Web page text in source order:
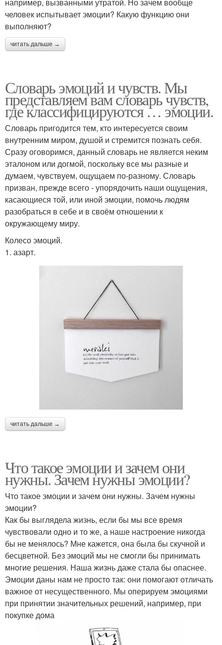
человек испытывает эмоции? Какую функцию они
выполняют?
читать дальше →
Словарь эмоций и чувств. Мы
представляем вам словарь чувств,
где классифицируются … эмоции.
Словарь пригодится тем, кто интересуется своим
внутренним миром, душой и стремится познать себя.
Сразу оговоримся, данный словарь не является неким
эталоном или догмой, поскольку все мы разные и
думаем, чувствуем, ощущаем по-разному. Словарь
призван, прежде всего - упорядочить наши ощущения,
касающиеся той, или иной эмоции, помочь людям
разобраться в себе и в своём отношении к
окружающему миру.
Колесо эмоций.
1. азарт.
читать дальше →
Что такое эмоции и зачем они
нужны. Зачем нужны эмоции?
Что такое эмоции и зачем они нужны. Зачем нужны
эмоции?
Как бы выглядела жизнь, если бы мы все время
чувствовали одно и то же, а наше настроение никогда
бы не менялось? Мне кажется, она была бы скучной и
бесцветной. Без эмоций мы не смогли бы принимать
многие решения. Наша жизнь даже стала бы опаснее.
Эмоции даны нам не просто так: они помогают отличать
важное от несущественного. Мы оперируем эмоциями
при принятии значительных решений, например, при
покупке дома